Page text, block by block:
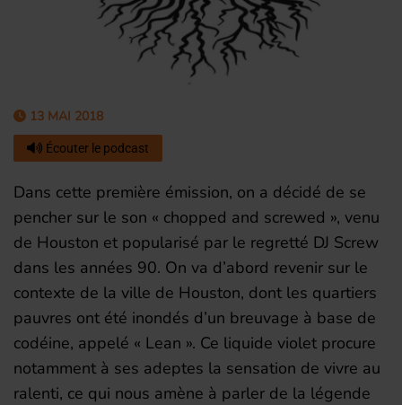
13 MAI 2018
Écouter le podcast
Dans cette première émission, on a décidé de se
pencher sur le son « chopped and screwed », venu
de Houston et popularisé par le regretté DJ Screw
dans les années 90. On va d’abord revenir sur le
contexte de la ville de Houston, dont les quartiers
pauvres ont été inondés d’un breuvage à base de
codéine, appelé « Lean ». Ce liquide violet procure
notamment à ses adeptes la sensation de vivre au
ralenti, ce qui nous amène à parler de la légende